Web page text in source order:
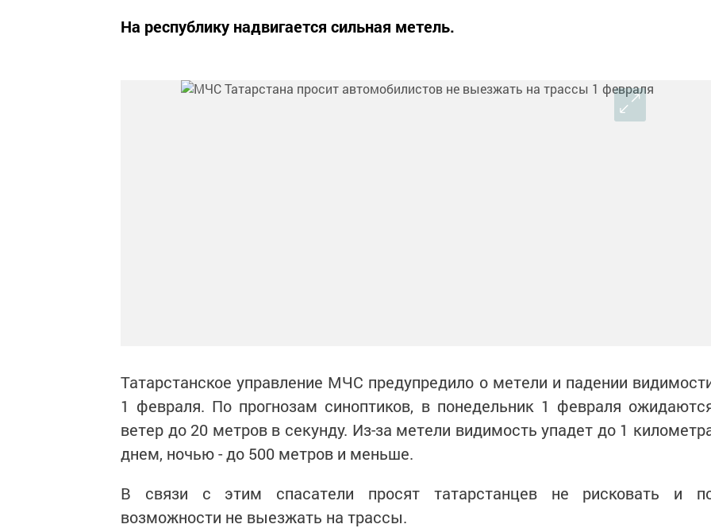
На республику надвигается сильная метель.
Татарстанское управление МЧС предупредило о метели и падении
1 февраля. По прогнозам синоптиков, в понедельник 1 февраля
ветер до 20 метров в секунду. Из-за метели видимость упадет до 1
днем, ночью - до 500 метров и меньше.
В связи с этим спасатели просят татарстанцев не рисковать и
возможности не выезжать на трассы.